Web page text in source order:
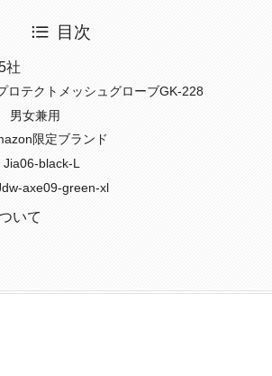
目次
社
ロテクトメッシュグローブGK-228
男女兼用
限定ブランド
black-L
axe09-green-xl
いて